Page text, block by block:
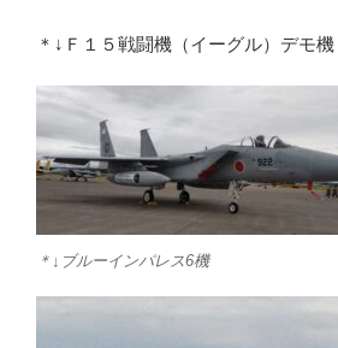
＊↓Ｆ１５戦闘機（イーグル）デモ機
＊↓ブルーインパレス6機